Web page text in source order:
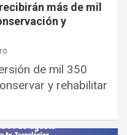
más de mil
y
de mil 350
y rehabilitar